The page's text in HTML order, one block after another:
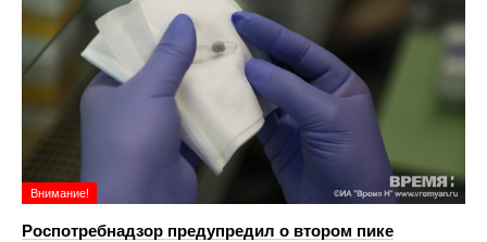
Внимание!
Роспотребнадзор предупредил о втором пике